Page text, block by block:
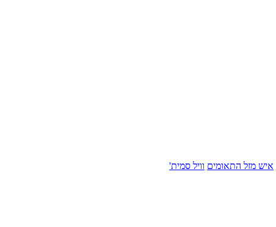
איש מזל התאומים וויל סמית'